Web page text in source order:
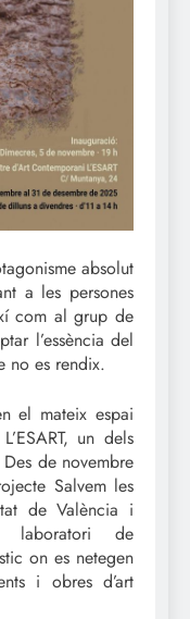
absolut
a les persones
com al grup de
l’essència del
no es rendix.
el mateix espai
un dels
de novembre
Salvem les
de València i
laboratori de
on es netegen
i obres d’art